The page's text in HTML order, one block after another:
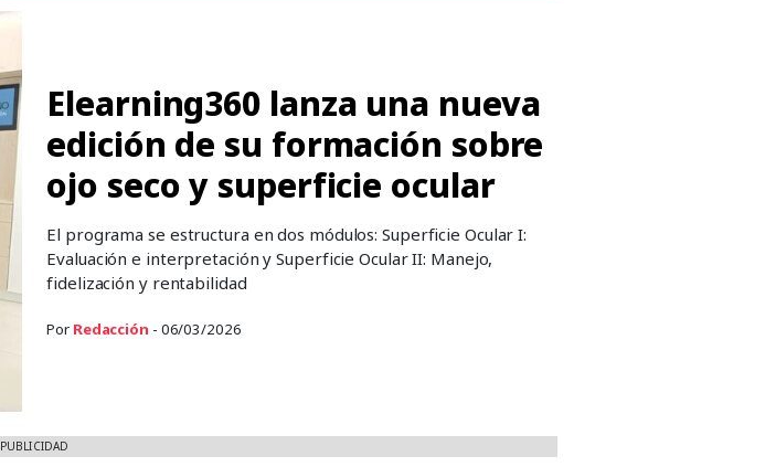
Elearning360 lanza una nueva
edición de su formación sobre
ojo seco y superficie ocular
El programa se estructura en dos módulos: Superficie Ocular I:
Evaluación e interpretación y Superficie Ocular II: Manejo,
fidelización y rentabilidad
Por Redacción - 06/03/2026
PUBLICIDAD